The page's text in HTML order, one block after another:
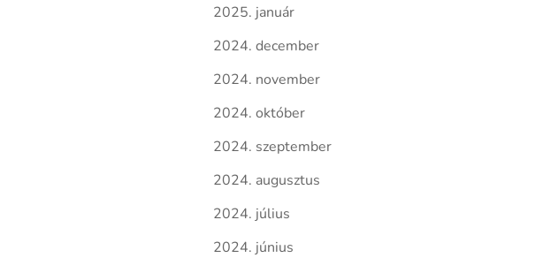
2025. január
2024. december
2024. november
2024. október
2024. szeptember
2024. augusztus
2024. július
2024. június